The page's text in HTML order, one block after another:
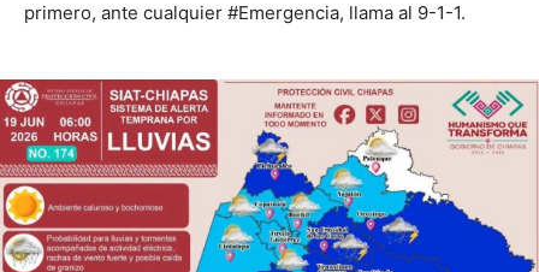
primero, ante cualquier #Emergencia, llama al 9-1-1.